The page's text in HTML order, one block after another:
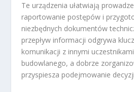
Te urządzenia ułatwiają
raportowanie postępów i
niezbędnych dokumentów
przepływ informacji odgrywa
komunikacji z innymi
budowlanego, a dobrze
przyspiesza podejmowanie